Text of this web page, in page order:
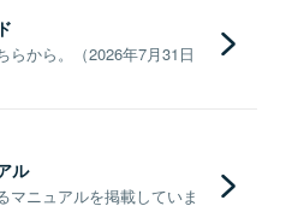
らから。（2026年7月31日
ル
マニュアルを掲載していま